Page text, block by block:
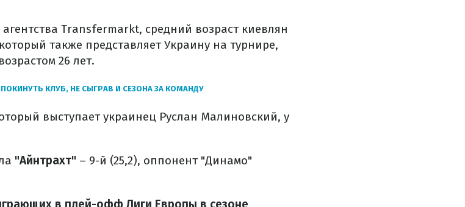
Transfermarkt, средний возраст киевлян
также представляет Украину на турнире,
26 лет.
КЛУБ, НЕ СЫГРАВ И СЕЗОНА ЗА КОМАНДУ
выступает украинец Руслан Малиновский, у
"Айнтрахт" – 9-й (25,2), оппонент "Динамо"